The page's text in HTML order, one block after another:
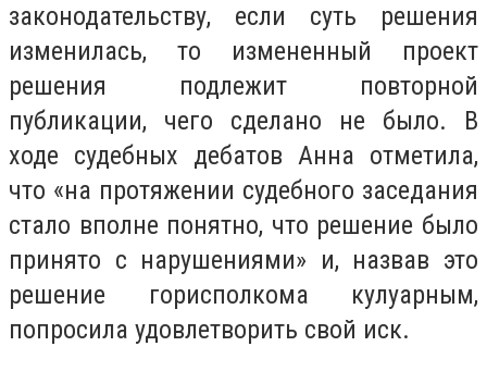
законодательству, если суть решения
изменилась, то измененный проект
решения подлежит повторной
публикации, чего сделано не было. В
ходе судебных дебатов Анна отметила,
что «на протяжении судебного заседания
стало вполне понятно, что решение было
принято с нарушениями» и, назвав это
решение горисполкома кулуарным,
попросила удовлетворить свой иск.